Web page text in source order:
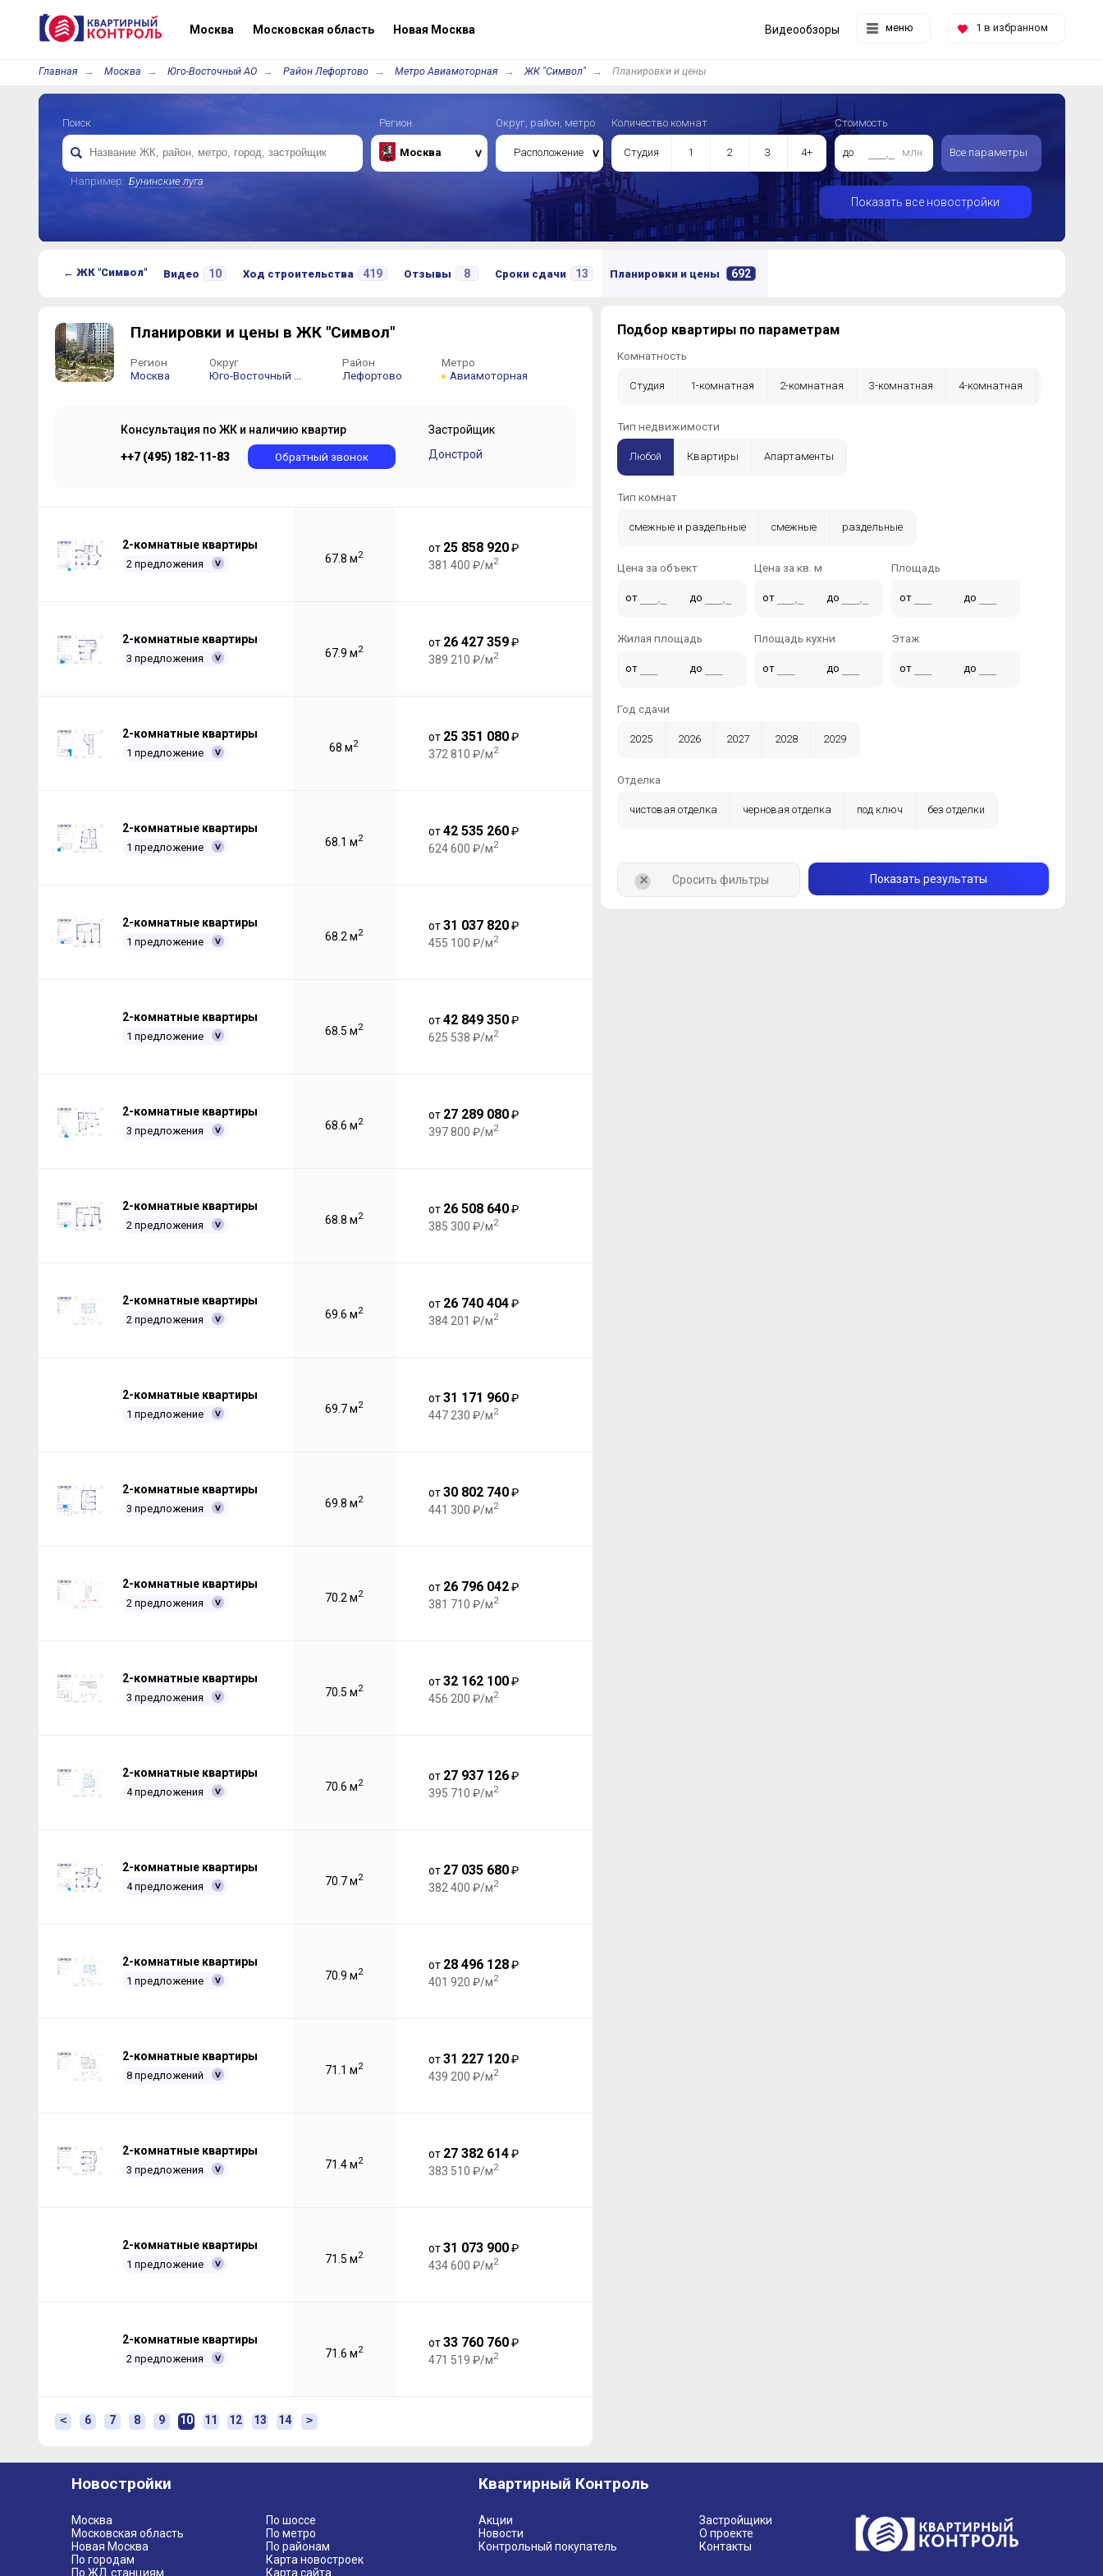
Москва Московская область Новая Москва меню 1 в избранном
Видеообзоры
Главная Москва Юго-Восточный АО Район Лефортово Метро Авиамоторная ЖК "Символ" Планировки и цены
Поиск
Например: Бунинские луга
Регион
Москва
Округ, район, метро
Расположение
Количество комнат
Студия 1 2 3 4+
Стоимость
до млн. Все параметры
Показать все новостройки
← ЖК "Символ" Видео 10 Ход строительства 419 Отзывы 8 Сроки сдачи 13 Планировки и цены 692
Планировки и цены в ЖК "Символ"
Регион
Москва
Округ
Район
Лефортово
Метро
Авиамоторная
Консультация по ЖК и наличию квартир
++7 (495) 182-11-83 Обратный звонок
Застройщик
Донстрой
2-комнатные квартиры
2 предложения 67.8 м2
от 25 858 920₽
381 400 ₽/м2
2-комнатные квартиры
3 предложения 67.9 м2
от 26 427 359₽
389 210 ₽/м2
2-комнатные квартиры
1 предложение 68 м2
от 25 351 080₽
372 810 ₽/м2
2-комнатные квартиры
1 предложение 68.1 м2
от42 535 260₽
624 600 ₽/м2
2-комнатные квартиры
1 предложение 68.2 м2
от31 037 820₽
455 100 ₽/м2
2-комнатные квартиры
1 предложение 68.5 м2
от42 849 350₽
625 538 ₽/м2
2-комнатные квартиры
3 предложения 68.6 м2
от 27 289 080₽
397 800 ₽/м2
2-комнатные квартиры
2 предложения 68.8 м2
от 26 508 640₽
385 300 ₽/м2
2-комнатные квартиры
2 предложения 69.6 м2
от 26 740 404₽
384 201 ₽/м2
2-комнатные квартиры
1 предложение 69.7 м2
от31 171 960₽
447 230 ₽/м2
2-комнатные квартиры
3 предложения 69.8 м2
от30 802 740₽
441 300 ₽/м2
2-комнатные квартиры
2 предложения 70.2 м2
от 26 796 042₽
381 710 ₽/м2
2-комнатные квартиры
3 предложения 70.5 м2
от32 162 100₽
456 200 ₽/м2
2-комнатные квартиры
4 предложения 70.6 м2
от 27 937 126₽
395 710 ₽/м2
2-комнатные квартиры
4 предложения 70.7 м2
от 27 035 680₽
382 400 ₽/м2
2-комнатные квартиры
1 предложение 70.9 м2
от 28 496 128₽
401 920 ₽/м2
2-комнатные квартиры
8 предложений 71.1 м2
от31 227 120₽
439 200 ₽/м2
2-комнатные квартиры
3 предложения 71.4 м2
от 27 382 614₽
383 510 ₽/м2
2-комнатные квартиры
1 предложение 71.5 м2
от31 073 900₽
434 600 ₽/м2
2-комнатные квартиры
2 предложения 71.6 м2
от33 760 760₽
471 519 ₽/м2
< 6 7 8 9 10 11 12 13 14 >
Подбор квартиры по параметрам
Комнатность
Студия 1-комнатная 2-комнатная 3-комнатная 4-комнатная
5-комнатная +
Тип недвижимости
Любой Квартиры Апартаменты
Тип комнат
смежные и раздельные смежные раздельные
Цена за объект
от до
Цена за кв. м
от до
Площадь
от до
Жилая площадь
от до
Площадь кухни
от до
Этаж
от до
Год сдачи
2025 2026 2027 2028 2029
Отделка
чистовая отделка черновая отделка под ключ без отделки
Показать результаты
+ Сросить фильтры
Новостройки
Москва
Московская область
Новая Москва
По городам
По ЖД станциям
По шоссе
По метро
По районам
Карта новостроек
Карта сайта
Квартирный Контроль
Акции
Новости
Контрольный покупатель
Застройщики
О проекте
Контакты